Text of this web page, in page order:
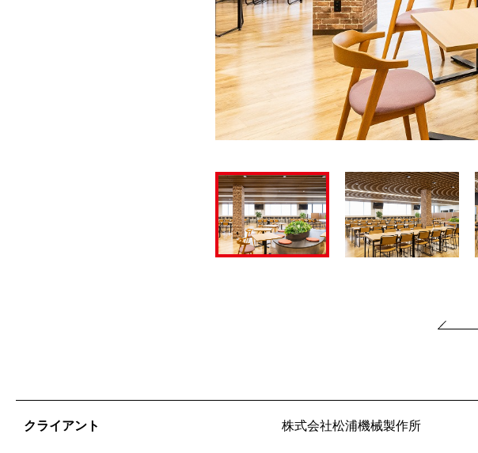
クライアント 株式会社松浦機械製作所